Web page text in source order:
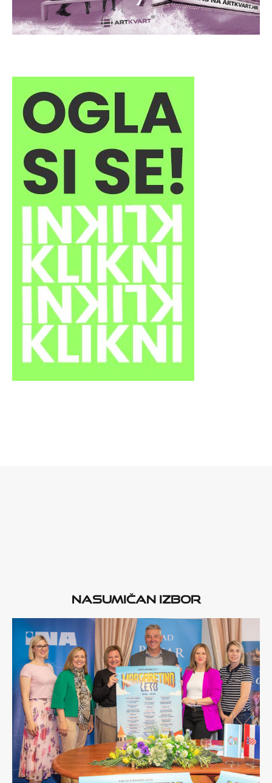
Nasumičan izbor